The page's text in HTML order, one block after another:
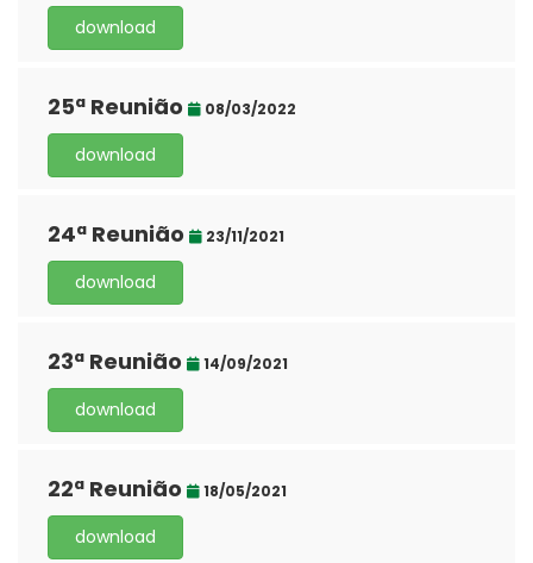
download
25ª Reunião 08/03/2022
download
24ª Reunião 23/11/2021
download
23ª Reunião 14/09/2021
download
22ª Reunião 18/05/2021
download